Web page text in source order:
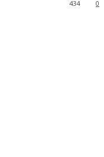
0
434